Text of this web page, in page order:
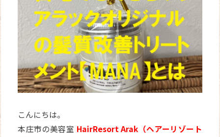
こんにちは。
本庄市の美容室 HairResort Arak（ヘアーリゾート